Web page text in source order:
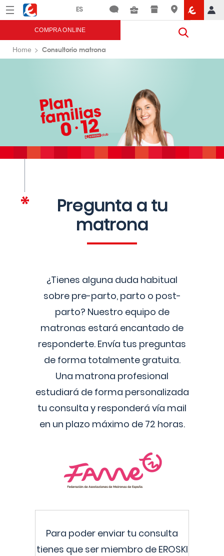
Menú Eroski
COMPRA ONLINE
Home Consultorio matrona
Pregunta a tu
matrona
¿Tienes alguna duda habitual
sobre pre-parto, parto o post-
parto? Nuestro equipo de
matronas estará encantado de
responderte. Envía tus preguntas
de forma totalmente gratuita.
Una matrona profesional
estudiará de forma personalizada
tu consulta y responderá vía mail
en un plazo máximo de 72 horas.
Para poder enviar tu consulta
tienes que ser miembro de EROSKI